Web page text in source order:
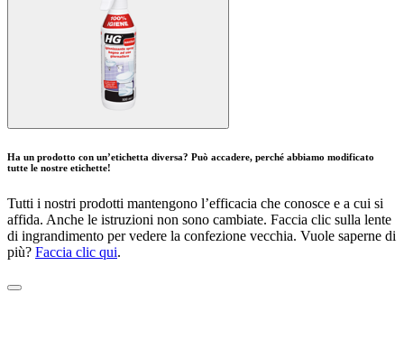
Ha un prodotto con un’etichetta diversa? Può accadere, perché abbiamo modificato
tutte le nostre etichette!
Tutti i nostri prodotti mantengono l’efficacia che conosce e a cui si
affida. Anche le istruzioni non sono cambiate. Faccia clic sulla lente
di ingrandimento per vedere la confezione vecchia. Vuole saperne di
più? Faccia clic qui.